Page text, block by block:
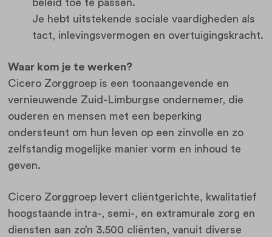
beleid toe te passen.
Je hebt uitstekende sociale vaardigheden als
tact, inlevingsvermogen en overtuigingskracht.
Waar kom je te werken?
Cicero Zorggroep is een toonaangevende en
vernieuwende Zuid-Limburgse ondernemer, die
ouderen en mensen met een beperking
ondersteunt om hun leven op een zinvolle en zo
zelfstandig mogelijke manier vorm en inhoud te
geven.
Cicero Zorggroep levert cliëntgerichte, kwalitatief
hoogstaande intra-, semi-, en extramurale zorg en
diensten aan zo’n 3.500 cliënten, vanuit diverse